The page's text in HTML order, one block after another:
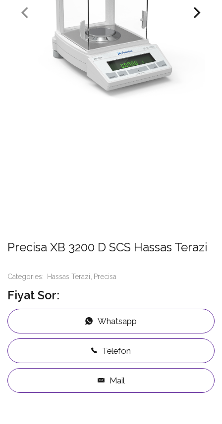
Precisa XB 3200 D SCS Hassas Terazi
Categories: Hassas Terazi Precisa
Fiyat Sor:
Whatsapp
Telefon
Mail